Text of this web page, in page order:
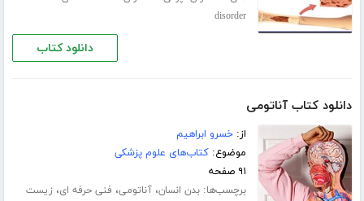
disorder
دانلود کتاب
دانلود کتاب آناتومی
از:خسرو ابراهیم
موضوع:کتاب‌های علوم پزشکی
۹۱ صفحه
برچسب‌ها:بدن انسان،آناتومی، فنی حرفه ای، زیست